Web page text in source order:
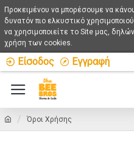
Προκειμένου να μπορέσουμε να
δυνατόν πιο ελκυστικό
να χρησιμοποιείτε το Site μας,
χρήση των cookies.
Είσοδος Εγγραφή
Όροι Χρήσης